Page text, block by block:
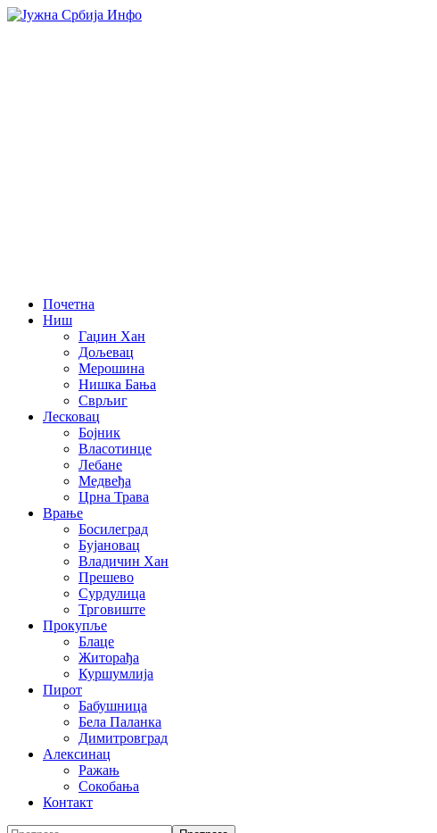
Почетна
Ниш
Гаџин Хан
Дољевац
Мерошина
Нишка Бања
Сврљиг
Лесковац
Бојник
Власотинце
Лебане
Медвеђа
Црна Трава
Врање
Босилеград
Бујановац
Владичин Хан
Прешево
Сурдулица
Трговиште
Прокупље
Блаце
Житорађа
Куршумлија
Пирот
Бабушница
Бела Паланка
Димитровград
Алексинац
Ражањ
Сокобања
Контакт